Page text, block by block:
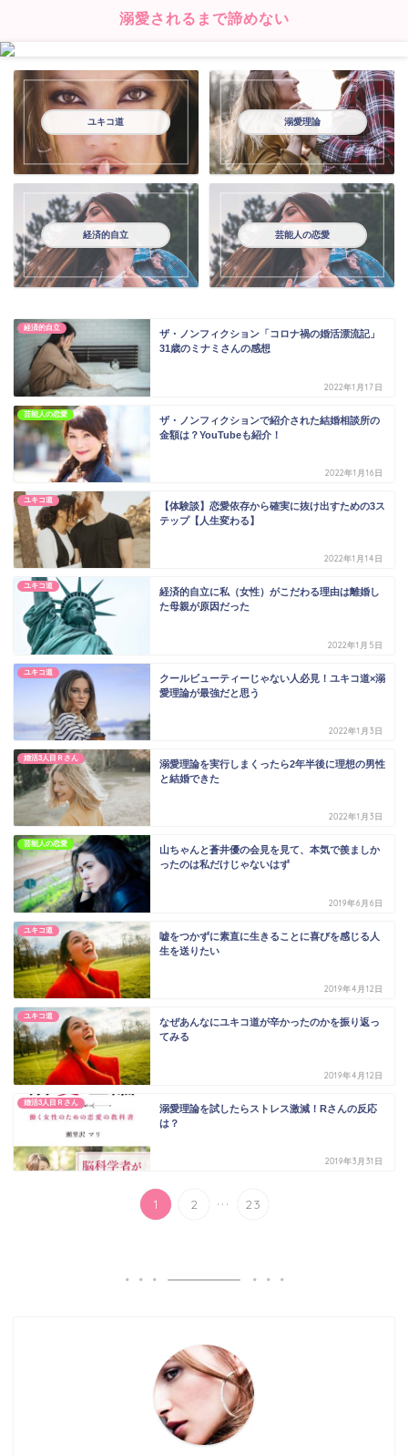
溺愛されるまで諦めない
ユキコ道×溺愛理論
ジェーンのプロフィール
ユキコ道 溺愛理論
経済的自立 芸能人の恋愛
経済的自立
ザ・ノンフィクション「コロナ禍の婚活漂流記」
31歳のミナミさんの感想
2022年1月17日
芸能人の恋愛
ザ・ノンフィクションで紹介された結婚相談所の
金額は？YouTubeも紹介！
2022年1月16日
ユキコ道
【体験談】恋愛依存から確実に抜け出すための3ス
テップ【人生変わる】
2022年1月14日
ユキコ道
経済的自立に私（女性）がこだわる理由は離婚し
た母親が原因だった
2022年1月5日
ユキコ道
クールビューティーじゃない人必見！ユキコ道×溺
愛理論が最強だと思う
2022年1月3日
婚活3人目Ｒさん
溺愛理論を実行しまくったら2年半後に理想の男性
と結婚できた
2022年1月3日
芸能人の恋愛
山ちゃんと蒼井優の会見を見て、本気で羨ましか
ったのは私だけじゃないはず
2019年6月6日
ユキコ道
嘘をつかずに素直に生きることに喜びを感じる人
生を送りたい
2019年4月12日
ユキコ道
なぜあんなにユキコ道が辛かったのかを振り返っ
てみる
2019年4月12日
婚活3人目Ｒさん
溺愛理論を試したらストレス激減！Rさんの反応
は？
2019年3月31日
1 2 ... 23